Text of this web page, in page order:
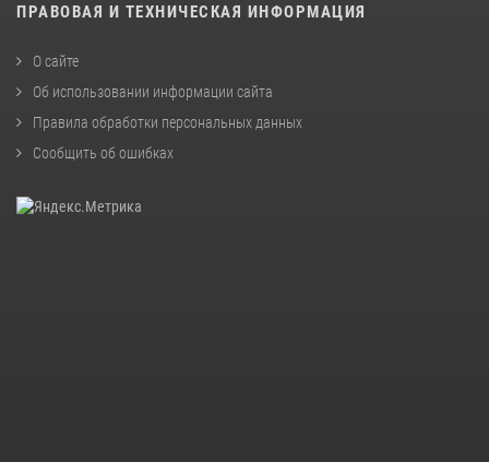
ПРАВОВАЯ И ТЕХНИЧЕСКАЯ ИНФОРМАЦИЯ
О сайте
Об использовании информации сайта
Правила обработки персональных данных
Сообщить об ошибках